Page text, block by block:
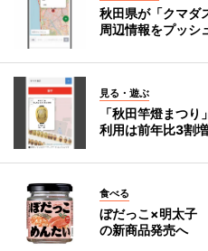
秋田県が「クマ
周辺情報をプッシ
見る・遊ぶ
「秋田竿燈まつ
利用は前年比3割増
食べる
ぼだっこ×明太子
の新商品発売へ